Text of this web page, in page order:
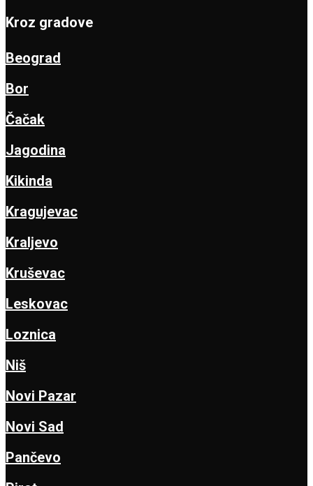
Kroz gradove
Beograd
Bor
Čačak
Jagodina
Kikinda
Kragujevac
Kraljevo
Kruševac
Leskovac
Loznica
Niš
Novi Pazar
Novi Sad
Pančevo